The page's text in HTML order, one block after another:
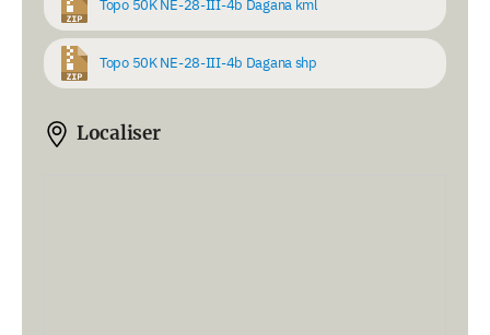
Topo 50K NE-28-III-4b Dagana kml
Topo 50K NE-28-III-4b Dagana shp
Localiser